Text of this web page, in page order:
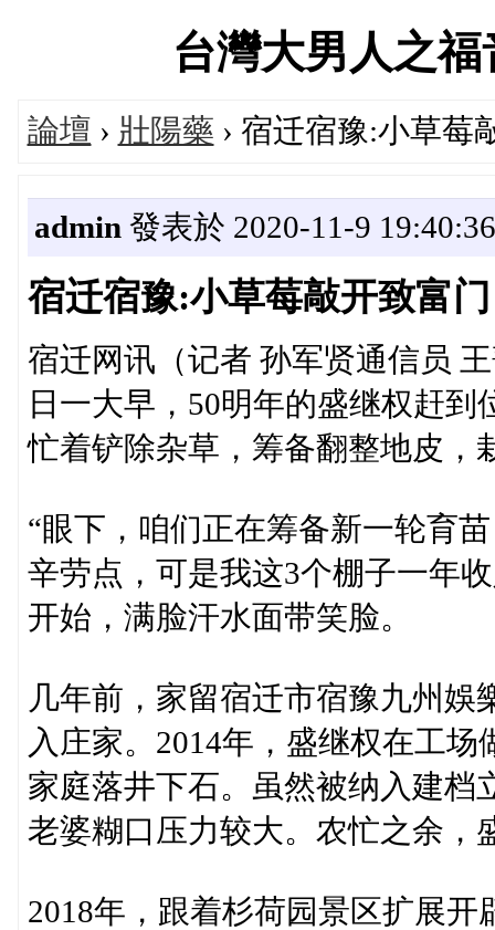
台灣大男人之
論壇 › 壯陽藥 › 宿迁宿豫:小草莓
admin 發表於 2020-11-9 19:40:36
宿迁宿豫:小草莓敲开致富
宿迁网讯（记者 孙军贤通信员
日一大早，50明年的盛继权赶
忙着铲除杂草，筹备翻整地皮，
“眼下，咱们正在筹备新一轮育
辛劳点，可是我这3个棚子一年
开始，满脸汗水面带笑脸。
几年前，家留宿迁市宿豫九州
入庄家。2014年，盛继权在工
家庭落井下石。虽然被纳入建档
老婆糊口压力较大。农忙之余，
2018年，跟着杉荷园景区扩展